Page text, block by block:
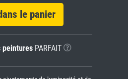
le panier
peinturesPARFAIT